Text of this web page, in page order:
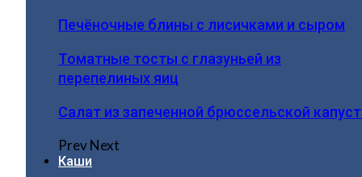
Печёночные блины с лисичками и сыром
Томатные тосты с глазуньей из
перепелиных яиц
Салат из запеченной брюссельской
PrevNext
Каши